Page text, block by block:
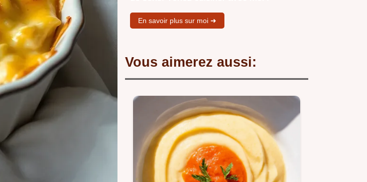
En savoir plus sur moi ➜
Vous aimerez aussi: